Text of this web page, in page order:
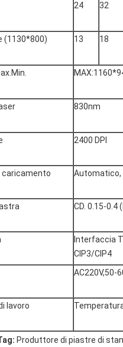
24 32
(1130*800) 13 18
830nm
2400 DPI
caricamento Automatico,
CD. 0.15-
Interfaccia
CIP3/CIP4
AC220V,50-
lavoro
Produttore di piastre di